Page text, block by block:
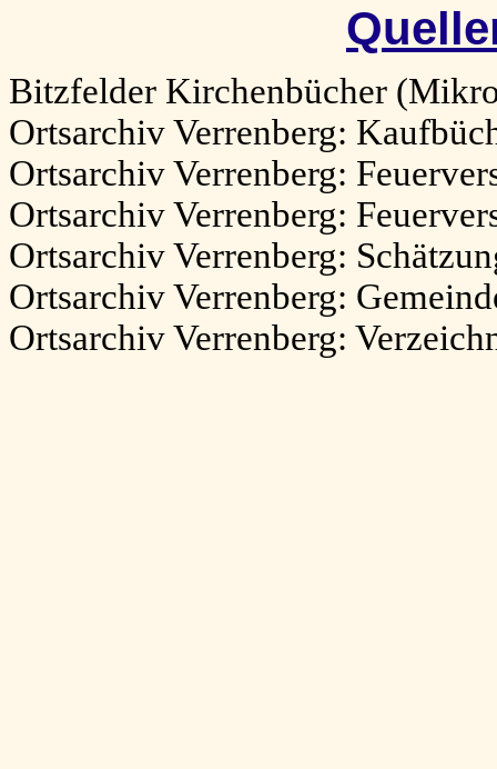
Bitzfelder Kirchenbücher
Ortsarchiv Verrenberg:
Ortsarchiv Verrenberg:
Ortsarchiv Verrenberg:
Ortsarchiv Verrenberg:
Ortsarchiv Verrenberg:
Ortsarchiv Verrenberg: